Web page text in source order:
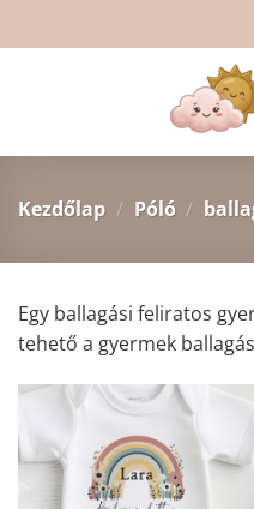
to
Kezdőlap / Póló /
Egy ballagási feliratos
tehető a gyermek